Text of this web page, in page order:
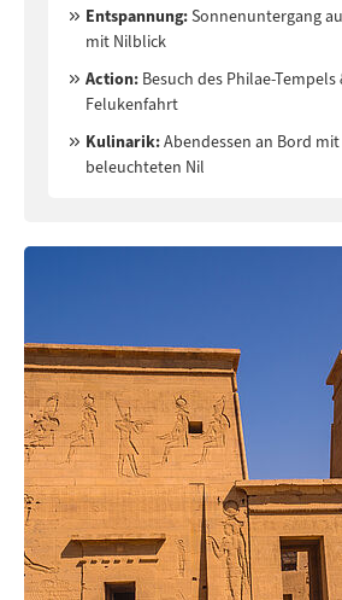
Entspannung:Sonnenuntergang
mit Nilblick
Action: Besuch des Philae-
Felukenfahrt
Kulinarik:Abendessen an Bord
beleuchteten Nil